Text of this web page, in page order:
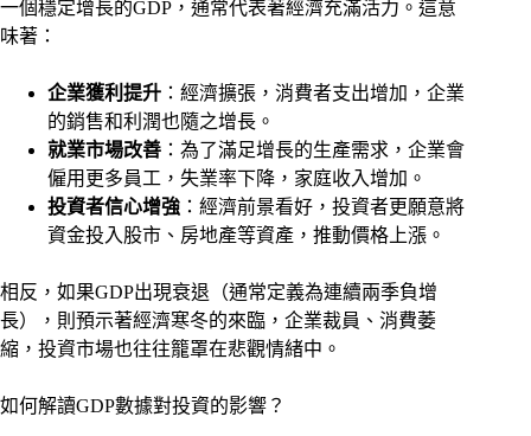
一個穩定增長的GDP，通常代表著經濟充滿活力。這意
味著：
企業獲利提升 ：經濟擴張，消費者支出增加，企業
的銷售和利潤也隨之增長。
就業市場改善 ：為了滿足增長的生產需求，企業會
僱用更多員工，失業率下降，家庭收入增加。
投資者信心增強 ：經濟前景看好，投資者更願意將
資金投入股市、房地產等資產，推動價格上漲。
相反，如果GDP出現衰退（通常定義為連續兩季負增
長），則預示著經濟寒冬的來臨，企業裁員、消費萎
縮，投資市場也往往籠罩在悲觀情緒中。
如何解讀GDP數據對投資的影響？